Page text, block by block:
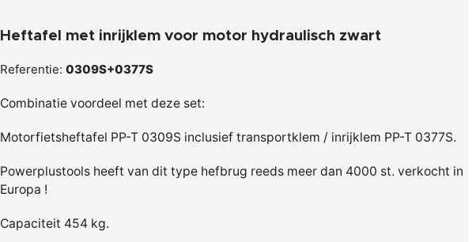
Heftafel met inrijklem voor motor hydraulisch zwart
Referentie: 0309S+0377S
Combinatie voordeel met deze set:
Motorfietsheftafel PP-T 0309S inclusief transportklem / inrijklem PP-T 0377S.
Powerplustools heeft van dit type hefbrug reeds meer dan 4000 st. verkocht in
Europa !
Capaciteit 454 kg.